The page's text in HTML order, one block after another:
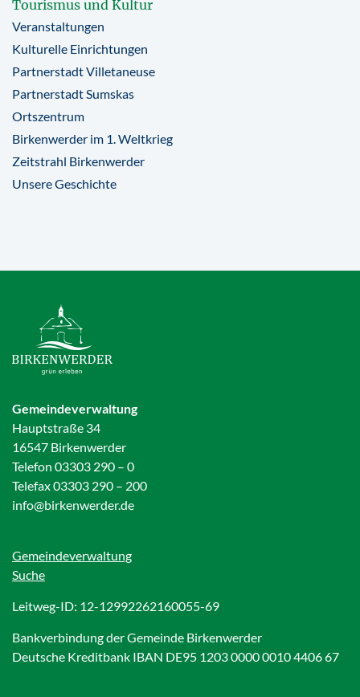
Tourismus und Kultur
Veranstaltungen
Kulturelle Einrichtungen
Partnerstadt Villetaneuse
Partnerstadt Sumskas
Ortszentrum
Birkenwerder im 1. Weltkrieg
Zeitstrahl Birkenwerder
Unsere Geschichte
Gemeindeverwaltung
Hauptstraße 34
16547 Birkenwerder
Telefon 03303 290 – 0
Telefax 03303 290 – 200
info@birkenwerder.de
Gemeindeverwaltung
Suche
Leitweg-ID: 12-12992262160055-69
Bankverbindung der Gemeinde Birkenwerder
Deutsche Kreditbank IBAN DE95 1203 0000 0010 4406 67